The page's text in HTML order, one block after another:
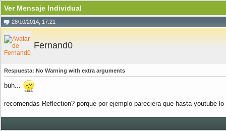
Ver Mensaje Individual
28/10/2014, 17:21
Fernand0
Respuesta: No Warning with extra arguments
buh...
recomendas Reflection? porque por ejemplo pareciera que hasta youtube